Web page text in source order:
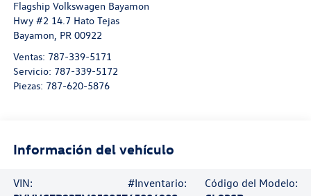
Flagship Volkswagen Bayamon
Hwy #2 14.7 Hato Tejas
Bayamon, PR 00922
Ventas: 787-339-5171
Servicio: 787-339-5172
Piezas: 787-620-5876
Información del vehículo
VIN:
#Inventario:
Código del Modelo: